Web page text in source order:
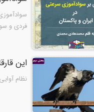
فردی و
این
نظام